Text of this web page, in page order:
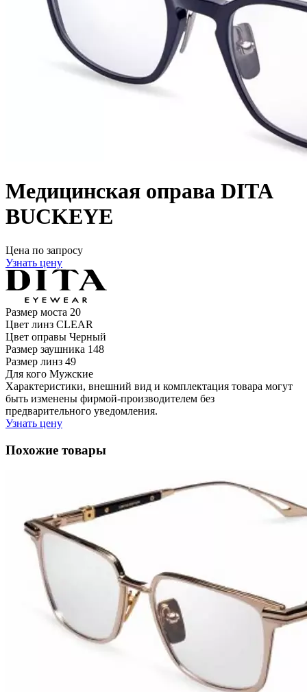
Медицинская оправа DITA
BUCKEYE
Цена по запросу
Узнать цену
Размер моста 20
Цвет линз CLEAR
Цвет оправы Черный
Размер заушника 148
Размер линз 49
Для кого Мужские
Характеристики, внешний вид и комплектация товара могут
быть изменены фирмой-производителем без
предварительного уведомления.
Узнать цену
Похожие товары